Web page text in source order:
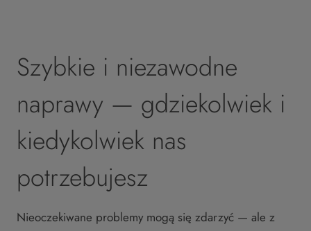
Szybkie i niezawodne
naprawy — gdziekolwiek i
kiedykolwiek nas
potrzebujesz
Nieoczekiwane problemy mogą się zdarzyć — ale z